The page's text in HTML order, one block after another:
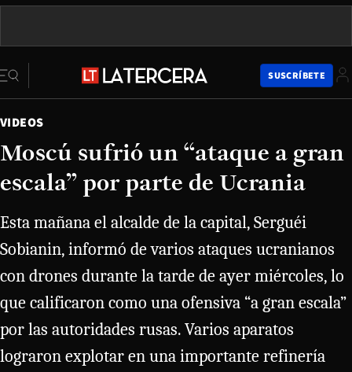
SUSCRÍBETE
VIDEOS
Moscú sufrió un “ataque a gran
escala” por parte de Ucrania
Esta mañana el alcalde de la capital, Serguéi
Sobianin, informó de varios ataques ucranianos
con drones durante la tarde de ayer miércoles, lo
que calificaron como una ofensiva “a gran escala”
por las autoridades rusas. Varios aparatos
lograron explotar en una importante refinería